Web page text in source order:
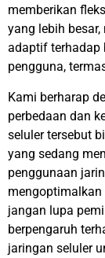
memberikan
yang lebih besar,
adaptif terhadap
pengguna,
Kami berharap
perbedaan dan
seluler tersebut
yang sedang
penggunaan
mengoptimalkan
jangan lupa
berpengaruh
jaringan seluler